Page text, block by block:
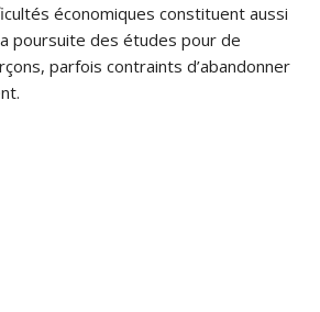
économiques constituent aussi
poursuite des études pour de
parfois contraints d’abandonner